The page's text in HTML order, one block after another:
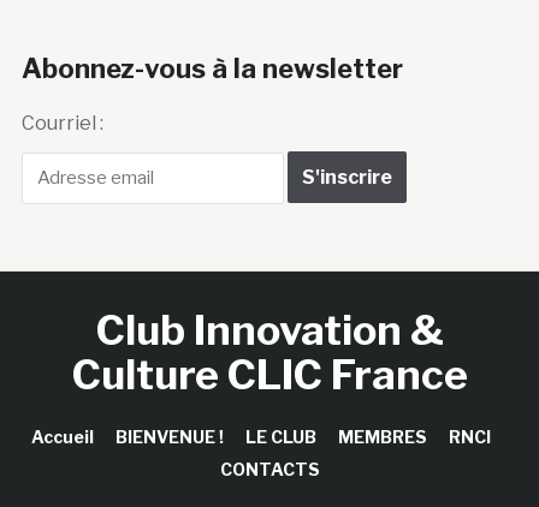
Abonnez-vous à la newsletter
Courriel :
Club Innovation &
Culture CLIC France
Accueil BIENVENUE ! LE CLUB MEMBRES
RNCI
CONTACTS